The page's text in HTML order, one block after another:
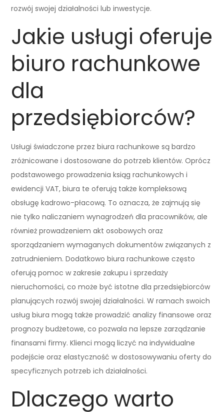
rozwój swojej działalności lub inwestycje.
Jakie usługi oferuje
biuro rachunkowe
dla
przedsiębiorców?
Usługi świadczone przez biura rachunkowe są bardzo
zróżnicowane i dostosowane do potrzeb klientów. Oprócz
podstawowego prowadzenia ksiąg rachunkowych i
ewidencji VAT, biura te oferują także kompleksową
obsługę kadrowo-płacową. To oznacza, że zajmują się
nie tylko naliczaniem wynagrodzeń dla pracowników, ale
również prowadzeniem akt osobowych oraz
sporządzaniem wymaganych dokumentów związanych z
zatrudnieniem. Dodatkowo biura rachunkowe często
oferują pomoc w zakresie zakupu i sprzedaży
nieruchomości, co może być istotne dla przedsiębiorców
planujących rozwój swojej działalności. W ramach swoich
usług biura mogą także prowadzić analizy finansowe oraz
prognozy budżetowe, co pozwala na lepsze zarządzanie
finansami firmy. Klienci mogą liczyć na indywidualne
podejście oraz elastyczność w dostosowywaniu oferty do
specyficznych potrzeb ich działalności.
Dlaczego warto